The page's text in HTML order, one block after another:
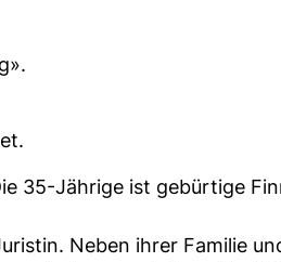
35-Jährige ist gebürtige
Neben ihrer Familie